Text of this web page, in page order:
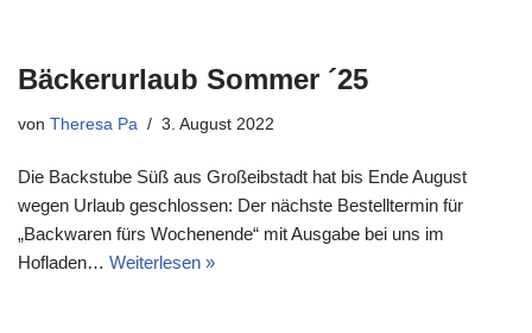
Bäckerurlaub Sommer ´25
von Theresa Pa 3. August 2022
Die Backstube Süß aus Großeibstadt hat bis Ende August
wegen Urlaub geschlossen: Der nächste Bestelltermin für
„Backwaren fürs Wochenende“ mit Ausgabe bei uns im
Hofladen… Weiterlesen »